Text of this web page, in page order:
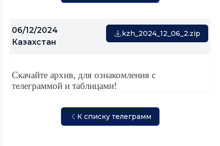
06/12/2024
Казахстан
kzh_2024_12_06_2.zip
Скачайте архив, для ознакомления с
телеграммой и таблицами!
К списку телеграмм